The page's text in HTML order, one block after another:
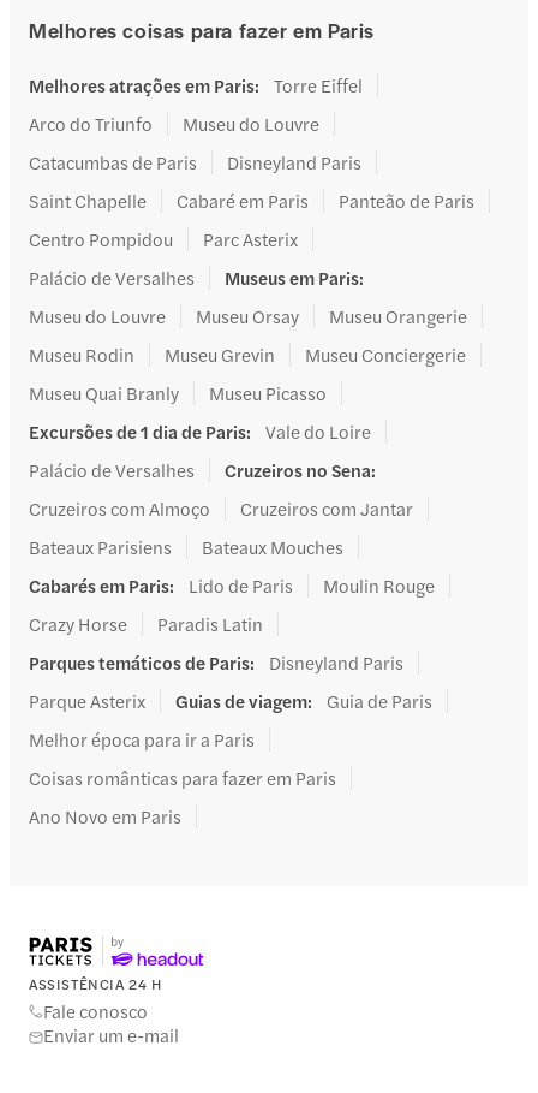
Melhores coisas para fazer em Paris
Melhores atrações em Paris:
Torre Eiffel
Arco do Triunfo
Museu do Louvre
Catacumbas de Paris
Disneyland Paris
Saint Chapelle
Cabaré em Paris
Panteão de Paris
Centro Pompidou
Parc Asterix
Palácio de Versalhes
Museus em Paris:
Museu do Louvre
Museu Orsay
Museu Orangerie
Museu Rodin
Museu Grevin
Museu Conciergerie
Museu Quai Branly
Museu Picasso
Excursões de 1 dia de Paris:
Vale do Loire
Palácio de Versalhes
Cruzeiros no Sena:
Cruzeiros com Almoço
Cruzeiros com Jantar
Bateaux Parisiens
Bateaux Mouches
Cabarés em Paris: Lido de Paris
Moulin Rouge
Crazy Horse
Paradis Latin
Parques temáticos de Paris:
Disneyland Paris
Parque Asterix
Guias de viagem:
Guia de Paris
Melhor época para ir a Paris
Coisas românticas para fazer em Paris
Ano Novo em Paris
ASSISTÊNCIA 24 H
Fale conosco
Enviar um e-mail